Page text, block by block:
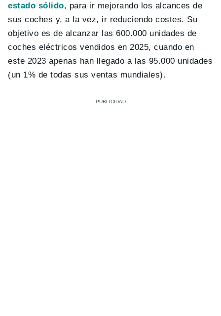
estado sólido, para ir mejorando los alcances de
sus coches y, a la vez, ir reduciendo costes. Su
objetivo es de alcanzar las 600.000 unidades de
coches eléctricos vendidos en 2025, cuando en
este 2023 apenas han llegado a las 95.000 unidades
(un 1% de todas sus ventas mundiales).